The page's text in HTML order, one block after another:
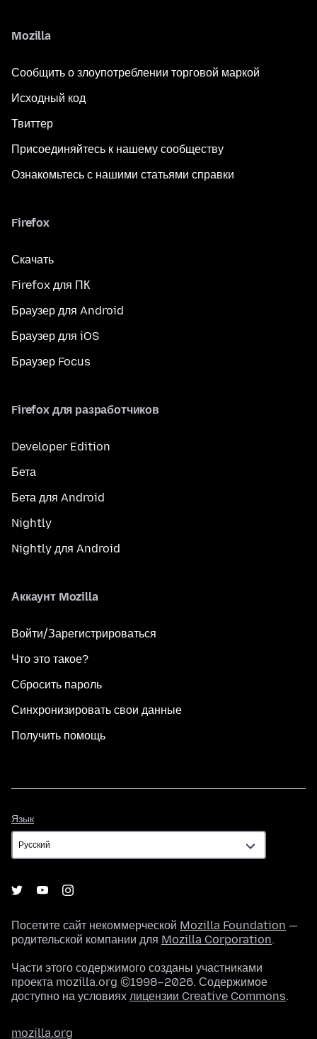
Mozilla
Сообщить о злоупотреблении торговой маркой
Исходный код
Твиттер
Присоединяйтесь к нашему сообществу
Ознакомьтесь с нашими статьями справки
Firefox
Скачать
Firefox для ПК
Браузер для Android
Браузер для iOS
Браузер Focus
Firefox для разработчиков
Developer Edition
Бета
Бета для Android
Nightly
Nightly для Android
Аккаунт Mozilla
Войти/Зарегистрироваться
Что это такое?
Сбросить пароль
Синхронизировать свои данные
Получить помощь
Язык
Посетите сайт некоммерческой Mozilla Foundation —
родительской компании для Mozilla Corporation.
Части этого содержимого созданы участниками
проекта mozilla.org ©1998–2026. Содержимое
доступно на условиях лицензии Creative Commons.
mozilla.org